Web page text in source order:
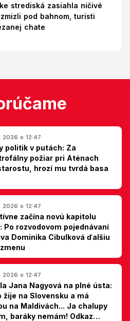
strediská zasiahla ničivé
pod bahnom, turisti
chate
2026 o 12:47
politik v putách: Za
požiar pri Aténach
hrozí mu tvrdá basa
2026 o 12:47
začína novú kapitolu
Po rozvodovom pojednávaní
Dominika Cibulková ďalšiu
2026 o 12:47
Jana Nagyová na plné ústa:
žije na Slovensku a má
na Maldivách... Ja chalupy
baráky nemám! Odkaz